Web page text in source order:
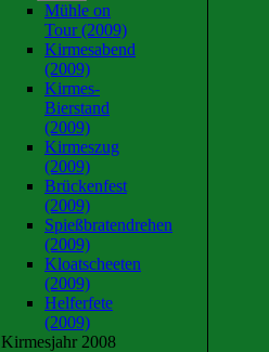
Mühle on
Tour (2009)
Kirmesabend
(2009)
Kirmes-
Bierstand
(2009)
Kirmeszug
(2009)
Brückenfest
(2009)
Spießbratendrehen
(2009)
Kloatscheeten
(2009)
Helferfete
(2009)
Kirmesjahr 2008